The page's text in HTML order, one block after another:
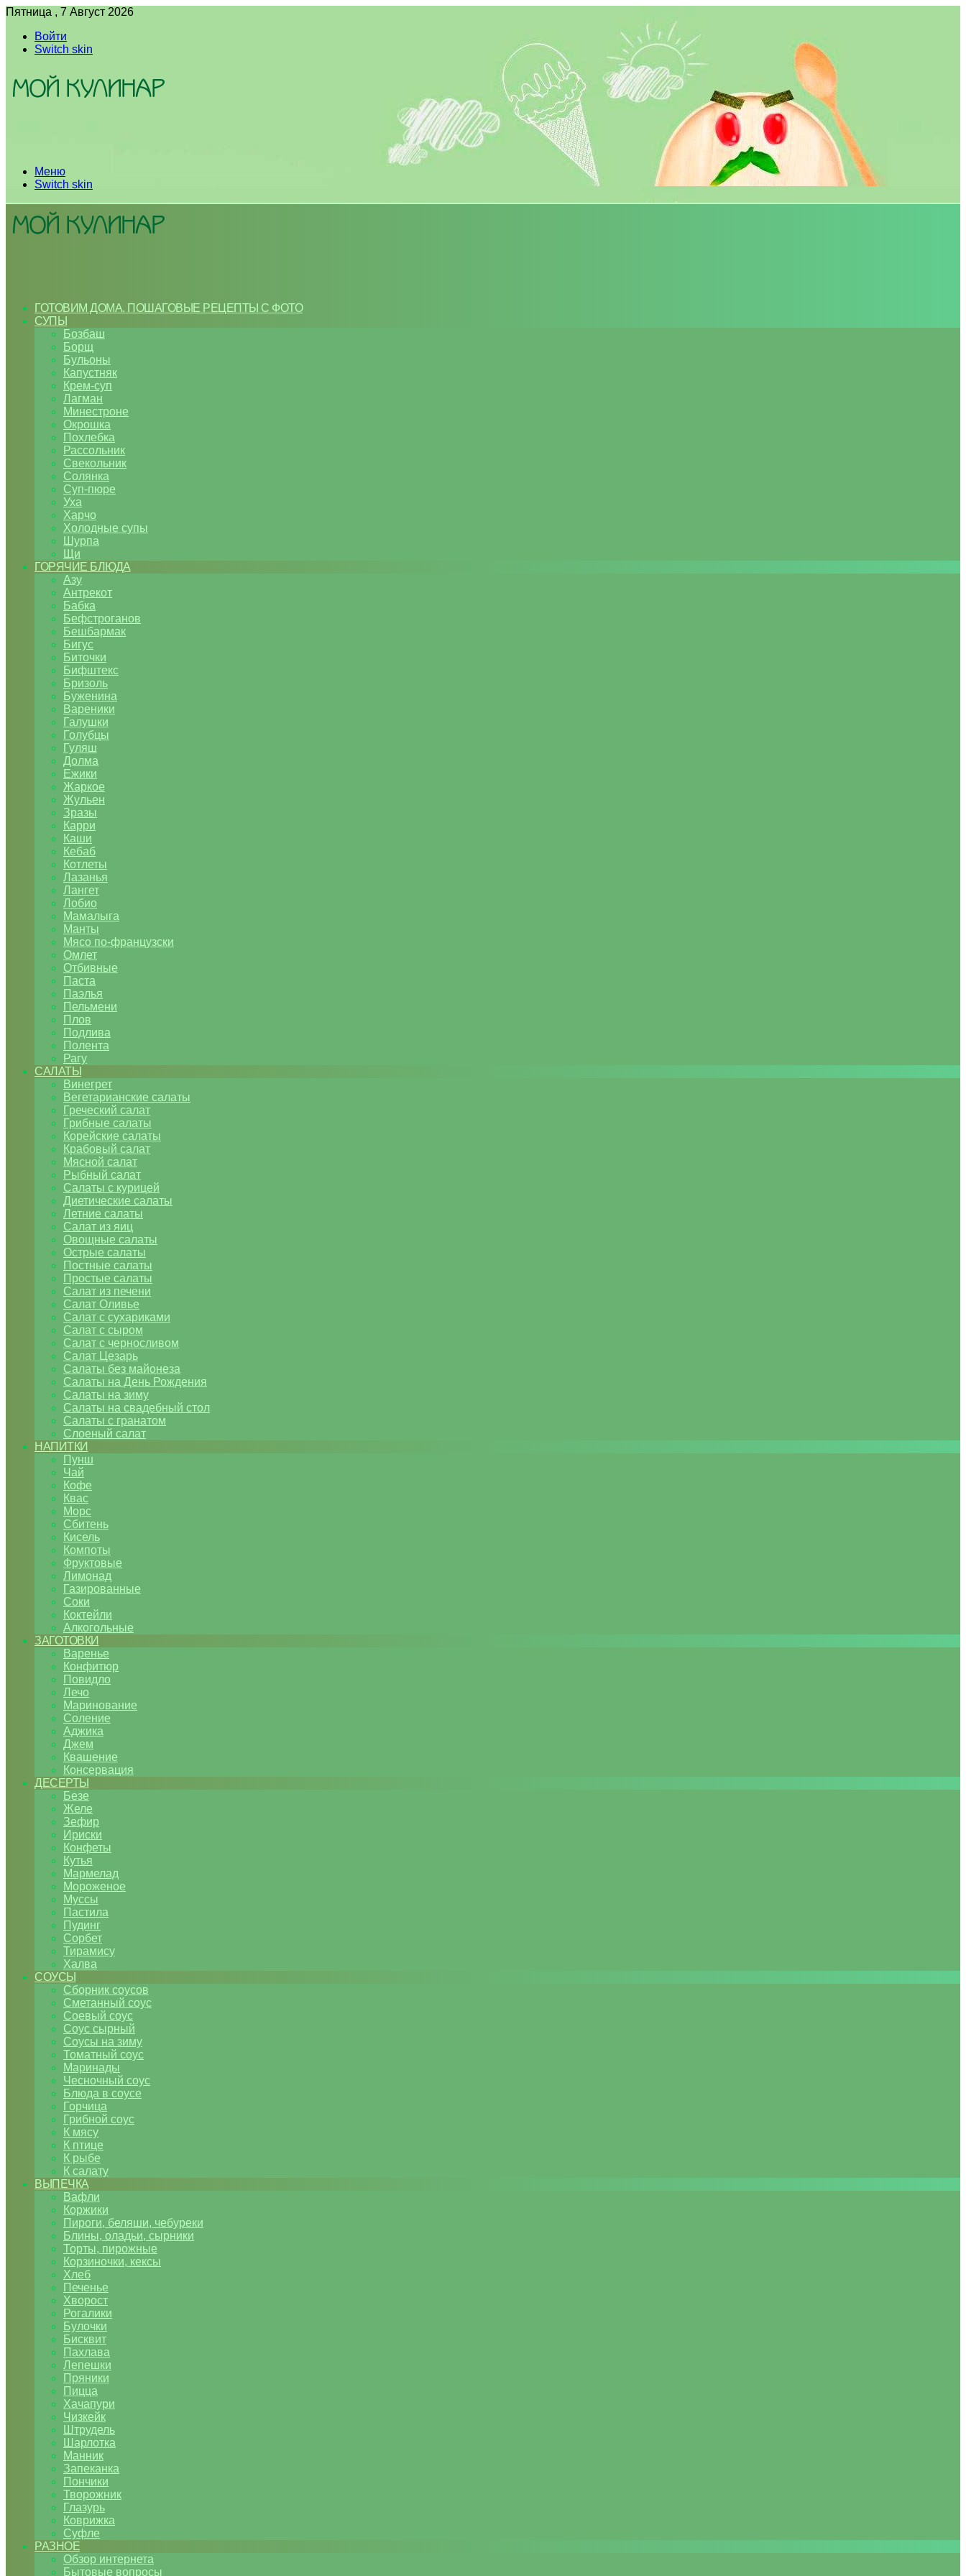
Пятница , 7 Август 2026
Войти
Switch skin
Меню
Switch skin
ГОТОВИМ ДОМА. ПОШАГОВЫЕ РЕЦЕПТЫ С ФОТО
СУПЫ
Бозбаш
Борщ
Бульоны
Капустняк
Крем-суп
Лагман
Минестроне
Окрошка
Похлебка
Рассольник
Свекольник
Солянка
Суп-пюре
Уха
Харчо
Холодные супы
Шурпа
Щи
ГОРЯЧИЕ БЛЮДА
Азу
Антрекот
Бабка
Бефстроганов
Бешбармак
Бигус
Биточки
Бифштекс
Бризоль
Буженина
Вареники
Галушки
Голубцы
Гуляш
Долма
Ежики
Жаркое
Жульен
Зразы
Карри
Каши
Кебаб
Котлеты
Лазанья
Лангет
Лобио
Мамалыга
Манты
Мясо по-французски
Омлет
Отбивные
Паста
Паэлья
Пельмени
Плов
Подлива
Полента
Рагу
САЛАТЫ
Винегрет
Вегетарианские салаты
Греческий салат
Грибные салаты
Корейские салаты
Крабовый салат
Мясной салат
Рыбный салат
Салаты с курицей
Диетические салаты
Летние салаты
Салат из яиц
Овощные салаты
Острые салаты
Постные салаты
Простые салаты
Салат из печени
Салат Оливье
Салат с сухариками
Салат с сыром
Салат с черносливом
Салат Цезарь
Салаты без майонеза
Салаты на День Рождения
Салаты на зиму
Салаты на свадебный стол
Салаты с гранатом
Слоеный салат
НАПИТКИ
Пунш
Чай
Кофе
Квас
Морс
Сбитень
Кисель
Компоты
Фруктовые
Лимонад
Газированные
Соки
Коктейли
Алкогольные
ЗАГОТОВКИ
Варенье
Конфитюр
Повидло
Лечо
Маринование
Соление
Аджика
Джем
Квашение
Консервация
ДЕСЕРТЫ
Безе
Желе
Зефир
Ириски
Конфеты
Кутья
Мармелад
Мороженое
Муссы
Пастила
Пудинг
Сорбет
Тирамису
Халва
СОУСЫ
Сборник соусов
Сметанный соус
Соевый соус
Соус сырный
Соусы на зиму
Томатный соус
Маринады
Чесночный соус
Блюда в соусе
Горчица
Грибной соус
К мясу
К птице
К рыбе
К салату
ВЫПЕЧКА
Вафли
Коржики
Пироги, беляши, чебуреки
Блины, оладьи, сырники
Торты, пирожные
Корзиночки, кексы
Хлеб
Печенье
Хворост
Рогалики
Булочки
Бисквит
Пахлава
Лепешки
Пряники
Пицца
Хачапури
Чизкейк
Штрудель
Шарлотка
Манник
Запеканка
Пончики
Творожник
Глазурь
Коврижка
Суфле
РАЗНОЕ
Обзор интернета
Бытовые вопросы